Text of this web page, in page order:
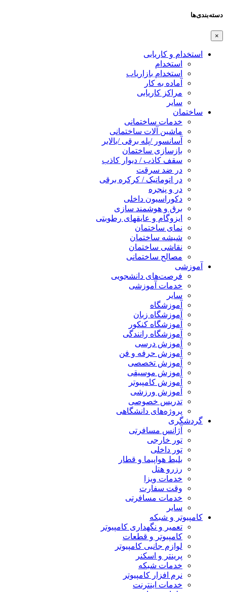
دسته‌بندی‌ها
×
استخدام و کاریابی
استخدام
استخدام بازاریاب
آماده به کار
مراکز کاریابی
سایر
ساختمان
خدمات ساختمانی
ماشین آلات ساختمانی
آسانسور /پله برقی /بالابر
بازسازی ساختمان
سقف کاذب / دیوار کاذب
در ضد سرقت
در اتوماتیک / کرکره برقی
در و پنجره
دکوراسیون داخلی
برق و هوشمند سازی
ایزوگام و عایقهای رطوبتی
نمای ساختمان
شیشه ساختمان
نقاشی ساختمان
مصالح ساختمانی
آموزشی
فرصت‌های دانشجویی
خدمات آموزشی
سایر
آموزشگاه
آموزشگاه زبان
آموزشگاه کنکور
آموزشگاه رانندگی
آموزش درسی
آموزش حرفه و فن
آموزش تخصصی
آموزش موسیقی
آموزش کامپیوتر
آموزش ورزشی
تدریس خصوصی
پروژه‌های دانشگاهی
گردشگری
آژانس مسافرتی
تور خارجی
تور داخلی
بلیط هواپیما و قطار
رزرو هتل
خدمات ویزا
وقت سفارت
خدمات مسافرتی
سایر
کامپیوتر و شبکه
تعمیر و نگهداری کامپیوتر
کامپیوتر و قطعات
لوازم جانبی کامپیوتر
پرینتر و اسکنر
خدمات شبکه
نرم افزار کامپیوتر
خدمات اینترنت